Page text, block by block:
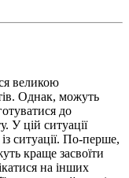
великою
Однак, можуть
до
У цій ситуації
ситуації. По-перше,
краще засвоїти
на інших